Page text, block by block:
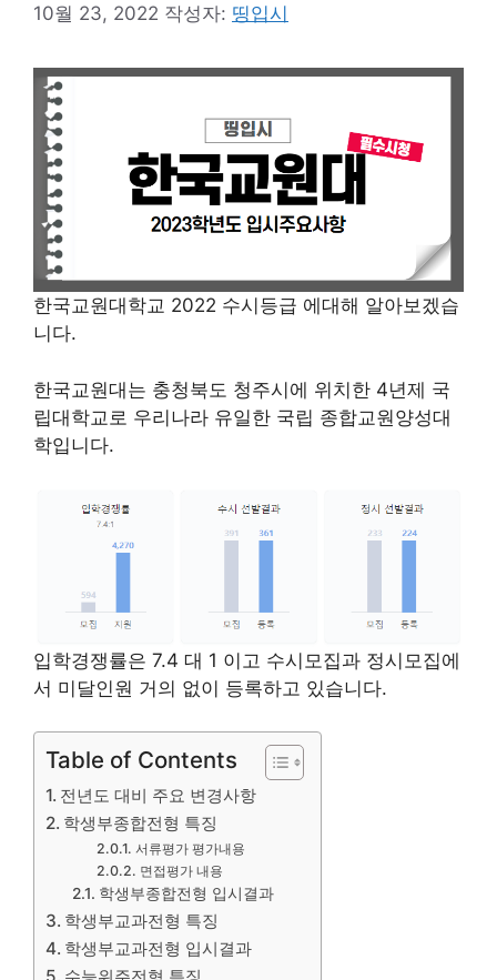
10월 23, 2022 작성자: 띵입시
한국교원대학교 2022 수시등급 에대해 알아보겠습
니다.
한국교원대는 충청북도 청주시에 위치한 4년제 국
립대학교로 우리나라 유일한 국립 종합교원양성대
학입니다.
입학경쟁률은 7.4 대 1 이고 수시모집과 정시모집에
서 미달인원 거의 없이 등록하고 있습니다.
Table of Contents
전년도 대비 주요 변경사항
학생부종합전형 특징
서류평가 평가내용
면접평가 내용
학생부종합전형 입시결과
학생부교과전형 특징
학생부교과전형 입시결과
수능위주전형 특징